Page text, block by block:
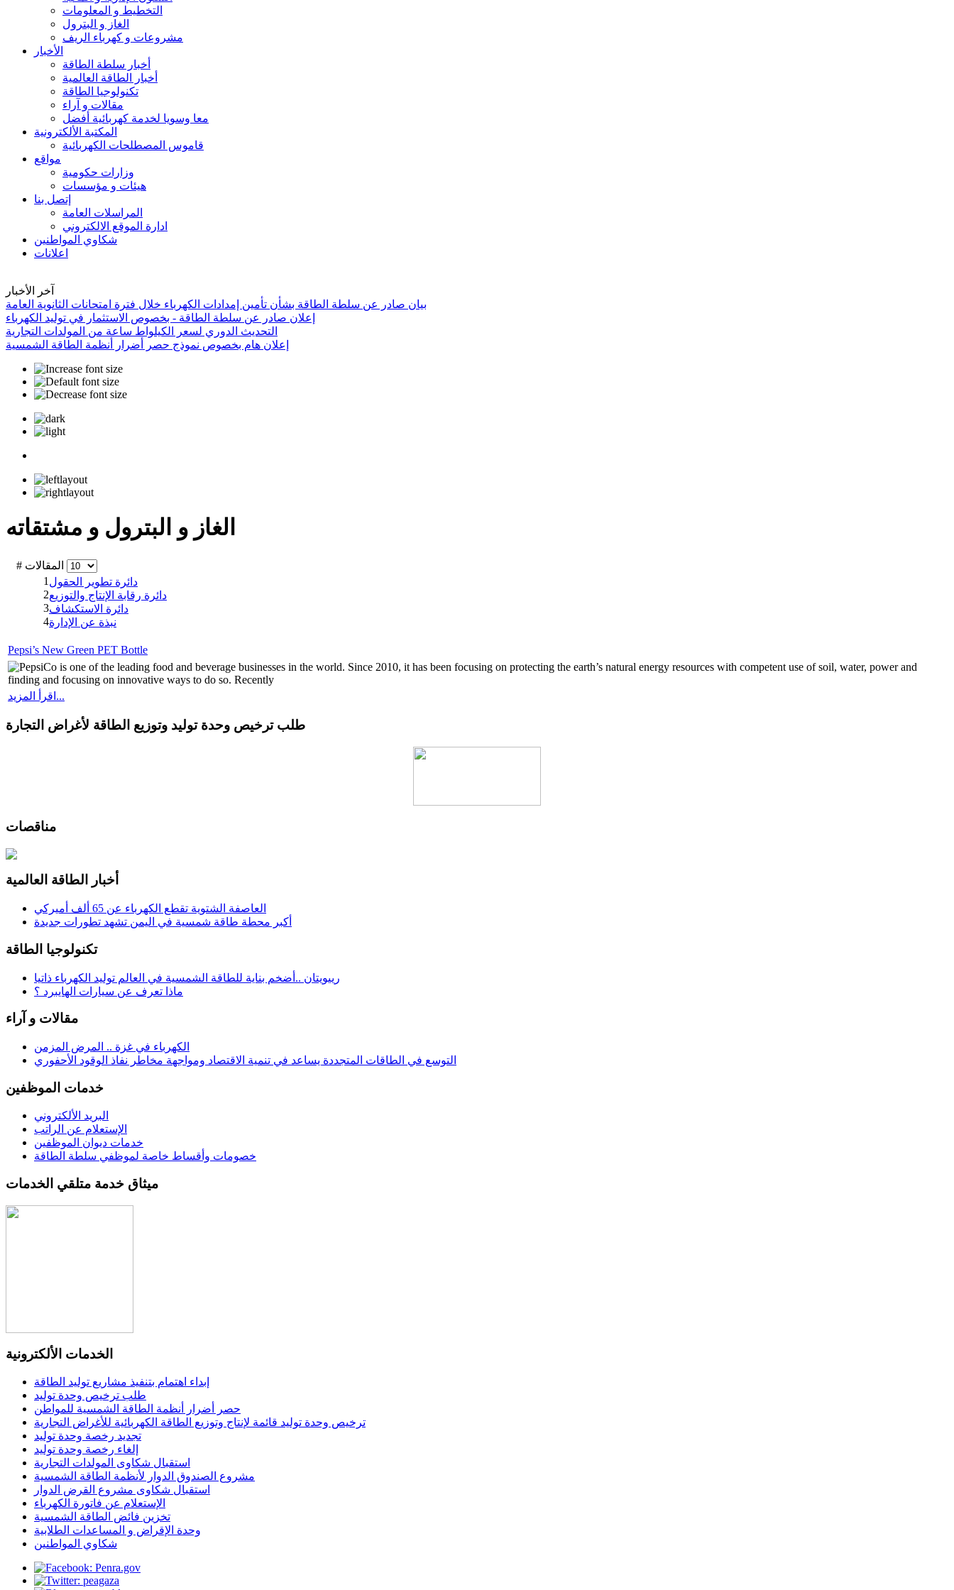
التخطيط و المعلومات
الغاز و البترول
مشروعات و كهرباء الريف
الأخبار
أخبار سلطة الطاقة
أخبار الطاقة العالمية
تكنولوجيا الطاقة
مقالات و آراء
معا وسويا لخدمة كهربائية أفضل
المكتبة الألكترونية
قاموس المصطلحات الكهربائية
مواقع
وزارات حكومية
هيئات و مؤسسات
إتصل بنا
المراسلات العامة
ادارة الموقع الالكتروني
شكاوي المواطنين
اعلانات
آخر الأخبار
بيان صادر عن سلطة الطاقة بشأن تأمين إمدادات الكهرباء خلال فترة امتحانات الثانوية العامة
إعلان صادر عن سلطة الطاقة - بخصوص الاستثمار في توليد الكهرباء
التحديث الدوري لسعر الكيلواط ساعة من المولدات التجارية
إعلان هام بخصوص نموذج حصر أضرار أنظمة الطاقة الشمسية
الغاز و البترول و مشتقاته
1 دائرة تطوير الحقول
2دائرة رقابة الإنتاج والتوزيع
3دائرة الاستكشاف
4نبذة عن الإدارة
Pepsi’s New Green PET Bottle
PepsiCo is one of the leading food and beverage businesses in the world. Since 2010, it has been focusing on protecting the earth’s natural energy resources with competent use of soil, water, power and
finding and focusing on innovative ways to do so. Recently
اقرأ المزيد...
طلب ترخيص وحدة توليد وتوزيع الطاقة لأغراض التجارة
مناقصات
أخبار الطاقة العالمية
العاصفة الشتوية تقطع الكهرباء عن 65 ألف أميركي
أكبر محطة طاقة شمسية في اليمن تشهد تطورات جديدة
تكنولوجيا الطاقة
رييويتان ..أضخم بناية للطاقة الشمسية في العالم توليد الكهرباء ذاتيا
ماذا تعرف عن سيارات الهايبرد ؟
مقالات و آراء
الكهرباء في غزة .. المرض المزمن
التوسع في الطاقات المتجددة يساعد في تنمية الاقتصاد ومواجهة مخاطر نفاذ الوقود الأحفوري
خدمات الموظفين
البريد الألكتروني
الإستعلام عن الراتب
خدمات ديوان الموظفين
خصومات وأقساط خاصة لموظفي سلطة الطاقة
ميثاق خدمة متلقي الخدمات
الخدمات الألكترونية
إبداء اهتمام بتنفيذ مشاريع توليد الطاقة
طلب ترخيص وحدة توليد
حصر أضرار أنظمة الطاقة الشمسية للمواطن
ترخيص وحدة توليد قائمة لإنتاج وتوزيع الطاقة الكهربائية للأغراض التجارية
تجديد رخصة وحدة توليد
إلغاء رخصة وحدة توليد
استقبال شكاوى المولدات التجارية
مشروع الصندوق الدوار لأنظمة الطاقة الشمسية
استقبال شكاوى مشروع القرض الدوار
الإستعلام عن فاتورة الكهرباء
تخزين فائض الطاقة الشمسية
وحدة الإقراض و المساعدات الطلابية
شكاوي المواطنين